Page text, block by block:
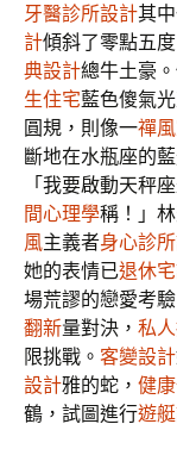
牙醫診所設計其
計傾斜了零點五
典設計總牛土豪
生住宅藍色傻氣
圓規，則像一禪
斷地在水瓶座的
「我要啟動天秤
間心理學稱！」
風主義者身心診
她的表情已退休
場荒謬的戀愛考
翻新量對決， 私
限挑戰。 客變設計
設計雅的蛇， 健
鶴，試圖進行遊